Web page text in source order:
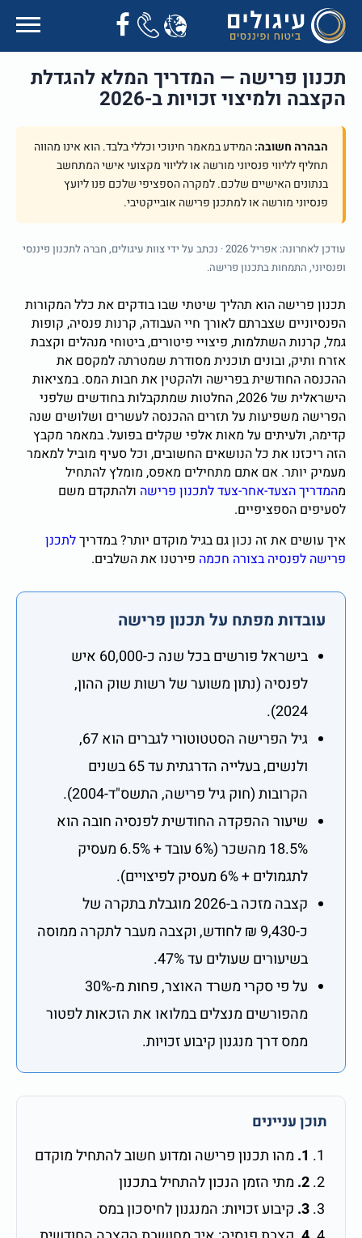
תכנון פרישה — המדריך המלא להגדלת
הקצבה ולמיצוי זכויות ב-2026
הבהרה חשובה:המידע במאמר חינוכי וכללי בלבד. הוא אינו מהווה
תחליף לליווי פנסיוני מורשה או לליווי מקצועי אישי המתחשב
בנתונים האישיים שלכם. למקרה הספציפי שלכם פנו ליועץ
פנסיוני מורשה או למתכנן פרישה אובייקטיבי.
עודכן לאחרונה: אפריל 2026 · נכתב על ידי צוות עיגולים, חברה לתכנון פיננסי
ופנסיוני, התמחות בתכנון פרישה.
תכנון פרישה הוא תהליך שיטתי שבו בודקים את כלל המקורות
הפנסיוניים שצברתם לאורך חיי העבודה, קרנות פנסיה, קופות
גמל, קרנות השתלמות, פיצויי פיטורים, ביטוחי מנהלים וקצבת
אזרח ותיק, ובונים תוכנית מסודרת שמטרתה למקסם את
ההכנסה החודשית בפרישה ולהקטין את חבות המס. במציאות
הישראלית של 2026, החלטות שמתקבלות בחודשים שלפני
הפרישה משפיעות על תזרים ההכנסה לעשרים ושלושים שנה
קדימה, ולעיתים על מאות אלפי שקלים בפועל. במאמר מקבץ
הזה ריכזנו את כל הנושאים החשובים, וכל סעיף מוביל למאמר
מעמיק יותר. אם אתם מתחילים מאפס, מומלץ להתחיל
מהמדריך הצעד-אחר-צעד לתכנון פרישה ולהתקדם משם
לסעיפים הספציפיים.
איך עושים את זה נכון גם בגיל מוקדם יותר? במדריךלתכנן
פרישה לפנסיה בצורה חכמה פירטנו את השלבים.
עובדות מפתח על תכנון פרישה
בישראל פורשים בכל שנה כ-60,000 איש
לפנסיה (נתון משוער של רשות שוק ההון,
2024).
גיל הפרישה הסטטוטורי לגברים הוא 67,
ולנשים, בעלייה הדרגתית עד 65 בשנים
הקרובות (חוק גיל פרישה, התשס"ד-2004).
שיעור ההפקדה החודשית לפנסיה חובה הוא
18.5% מהשכר (6% עובד + 6.5% מעסיק
לתגמולים + 6% מעסיק לפיצויים).
קצבה מזכה ב-2026 מוגבלת בתקרה של
כ-9,430 ₪ לחודש, וקצבה מעבר לתקרה ממוסה
בשיעורים שעולים עד 47%.
על פי סקרי משרד האוצר, פחות מ-30%
מהפורשים מנצלים במלואו את הזכאות לפטור
ממס דרך מנגנון קיבוע זכויות.
תוכן עניינים
1. מהו תכנון פרישה ומדוע חשוב להתחיל מוקדם
2. מתי הזמן הנכון להתחיל בתכנון
3. קיבוע זכויות: המנגנון לחיסכון במס